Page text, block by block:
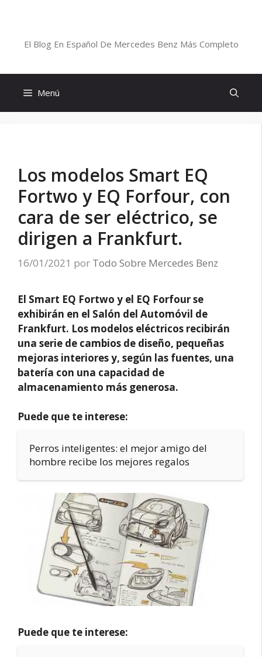
El Blog En Español De Mercedes Benz Más Completo
Menú
Los modelos Smart EQ
Fortwo y EQ Forfour, con
cara de ser eléctrico, se
dirigen a Frankfurt.
16/01/2021 por Todo Sobre Mercedes Benz
El Smart EQ Fortwo y el EQ Forfour se
exhibirán en el Salón del Automóvil de
Frankfurt. Los modelos eléctricos recibirán
una serie de cambios de diseño, pequeñas
mejoras interiores y, según las fuentes, una
batería con una capacidad de
almacenamiento más generosa.
Puede que te interese:
Perros inteligentes: el mejor amigo del
hombre recibe los mejores regalos
Puede que te interese: